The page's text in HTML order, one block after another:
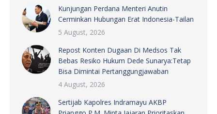
Kunjungan Perdana Menteri Anutin
Cerminkan Hubungan Erat Indonesia-Tailan
5 August, 2026
Repost Konten Dugaan Di Medsos Tak
Bebas Resiko Hukum Dede Sunarya:Tetap
Bisa Dimintai Pertanggungjawaban
4 August, 2026
Sertijab Kapolres Indramayu AKBP